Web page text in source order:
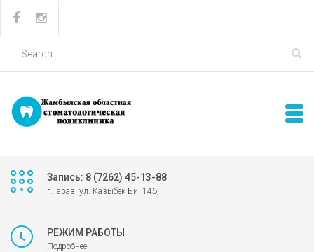
Запись: 8 (7262) 45-13-88
г.Тараз. ул. Казыбек Би, 146;
РЕЖИМ РАБОТЫ
Подробнее